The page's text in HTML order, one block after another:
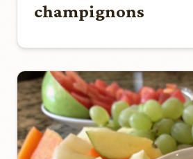
champignons